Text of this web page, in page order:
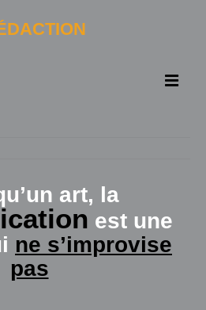
art, la
est une
ne s’improvise
pas